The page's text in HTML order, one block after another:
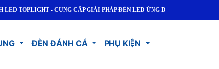
- CUNG CẤP GIẢI PHÁP ĐÈN LED ỨNG DỤNG CHO DÂN DỤNG
ĐÈN ĐÁNH CÁ PHỤ KIỆN